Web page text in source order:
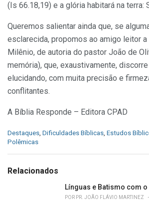
(Is 66.18,19) e a glória habitará na terra:
Queremos salientar ainda que, se
esclarecida, propo­mos ao amigo leitor
Milênio, de autoria do pastor João de
memória), que, exaustiva­mente,
elucidan­do, com muita precisão e
conflitantes.
A Bíblia Responde – Editora CPAD
C
a
g
Destaques, Dificuldades Bíblicas, Estudos
Polêmicas
Relacionados
Línguas e Batismo com
POR PR. JOÃO FLÁVIO MARTINEZ